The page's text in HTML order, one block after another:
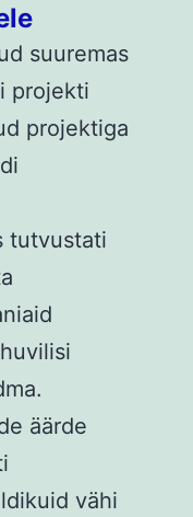
suuremas
projekti
projektiga
tutvustati
äärde
vähi